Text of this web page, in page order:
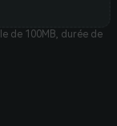
de 100MB, durée de